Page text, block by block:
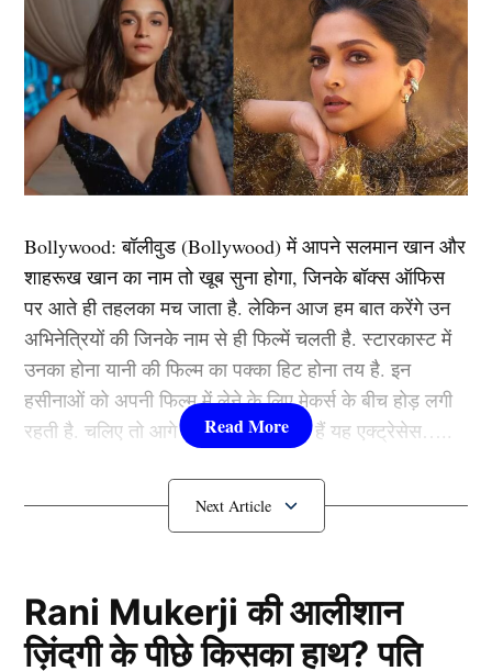
View this post on Instagram
A post shared by Priya Marathe (@priyamarathe)
महाराष्ट्र टाइम्स के अनुसार, लंबे समय से cancer से जूझने के
गया. इलाज के बावजूद वह ठीक नहीं हो पाईं. जिन्हें नहीं पता, उन्हें
बता दें कि वह सीरियल पवित्र रिश्ता में अंकिता लोखंडे की बहन
का किरदार निभाती नजर आती थीं. 23 अप्रैल 1987 को मुंबई में
Next Article
Bollywood:बॉलीवुड (Bollywood)में आपने सलमान खान और
शाहरूख खान का नाम तो खूब सुना होगा, जिनके बॉक्स ऑफिस
पर आते ही तहलका मच जाता है. लेकिन आज हम बात करेंगे उन
अभिनेत्रियों की जिनके नाम से ही फिल्में चलती है. स्टारकास्ट में
उनका होना यानी की फिल्म का पक्का हिट होना तय है. इन
हसीनाओं को अपनी फिल्म में लेने के लिए मेकर्स के बीच होड़ लगी
रहती है. चलिए तो आगे जानते हैं कौन-कौन हैं यह एक्ट्रेसेस…..
कौन हैंBollywood की यह हसीनाएं?
Padukone)
लिस्ट में पहला नाम अभिनेत्री दीपिका पादुकोण का नाम शामिल हैं.
Rani Mukerji की आलीशान
ज़िंदगी के पीछे किसका हाथ? पति